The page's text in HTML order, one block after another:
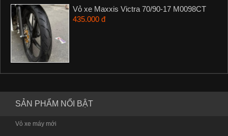
Vỏ xe Maxxis Victra 70/90-17 M0098CT
435.000 đ
SẢN PHẨM NỔI BẬT
Vỏ xe máy mới